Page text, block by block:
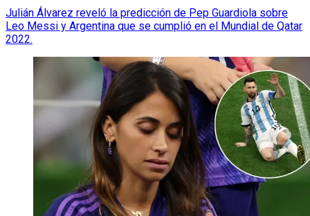
Julián Álvarez reveló la predicción de Pep Guardiola sobre
Leo Messi y Argentina que se cumplió en el Mundial de Qatar
2022.